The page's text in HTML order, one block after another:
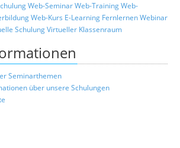
Web-SeminarWeb-TrainingWeb-
Web-Kurs E-Learning FernlernenWebinar
SchulungVirtueller Klassenraum
Seminarthemen
über unsere Schulungen